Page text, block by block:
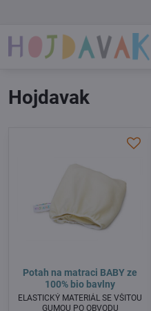
Hojdavak
Potah na matraci BABY ze
100% bio bavlny
ELASTICKÝ MATERIÁL SE VŠITOU
GUMOU PO OBVODU